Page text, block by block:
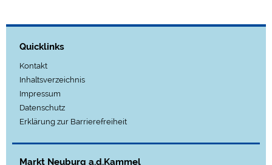
Quicklinks
Kontakt
Inhaltsverzeichnis
Impressum
Datenschutz
Erklärung zur Barrierefreiheit
Markt Neuburg a.d.Kammel